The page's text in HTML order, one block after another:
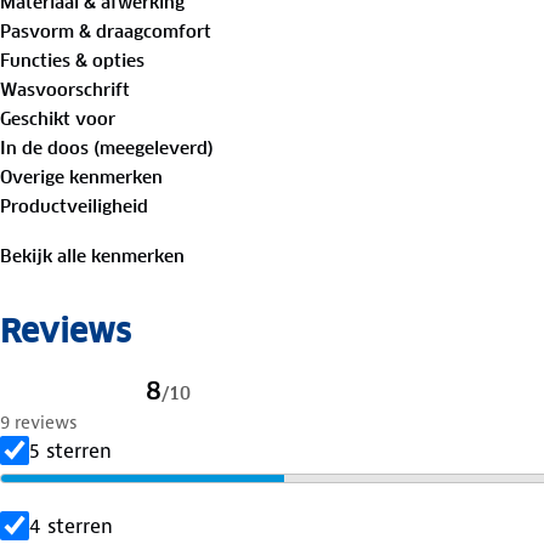
Pasvorm & draagcomfort
Functies & opties
Wasvoorschrift
Geschikt voor
In de doos (meegeleverd)
Overige kenmerken
Productveiligheid
Bekijk alle kenmerken
Reviews
8/10
9 reviews
5 sterren
4 sterren